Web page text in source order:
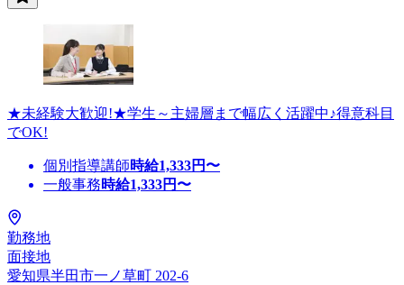
★未経験大歓迎!★学生～主婦層まで幅広く活躍中♪得意科目
でOK!
個別指導講師時給1,333円〜
一般事務時給1,333円〜
勤務地
面接地
愛知県半田市一ノ草町 202-6